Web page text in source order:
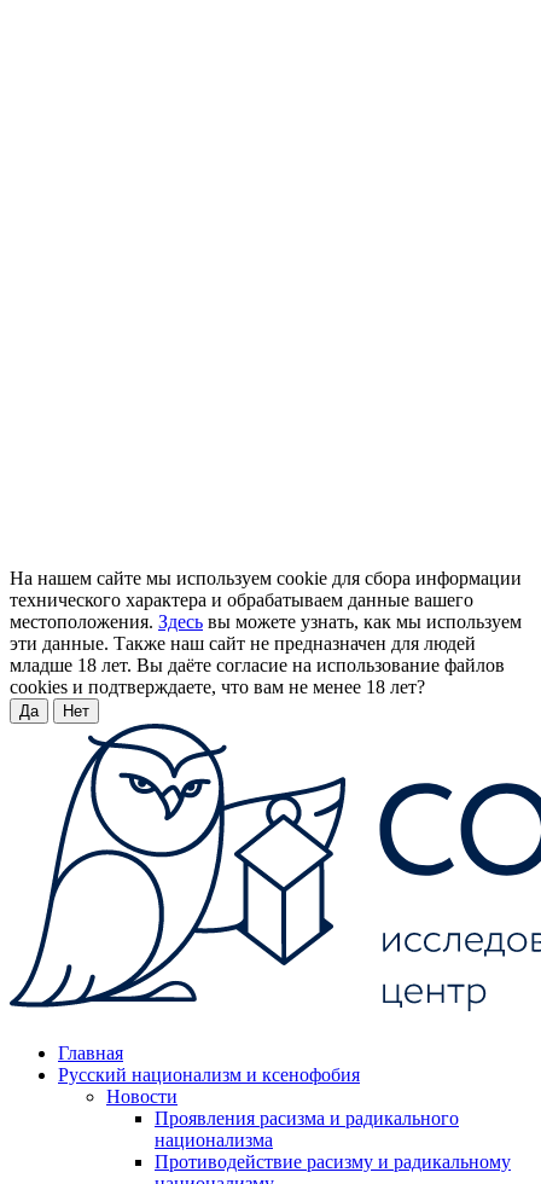
На нашем сайте мы используем cookie для сбора информации
технического характера и обрабатываем данные вашего
местоположения. Здесь вы можете узнать, как мы используем
эти данные. Также наш сайт не предназначен для людей
младше 18 лет. Вы даёте согласие на использование файлов
cookies и подтверждаете, что вам не менее 18 лет?
Да Нет
Главная
Русский национализм и ксенофобия
Новости
Проявления расизма и радикального
национализма
Противодействие расизму и радикальному